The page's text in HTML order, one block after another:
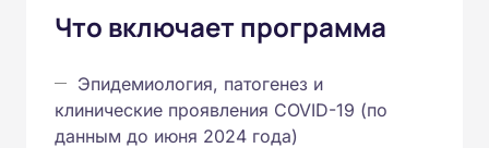
Что включает программа
Эпидемиология, патогенез и
клинические проявления COVID-19 (по
данным до июня 2024 года)